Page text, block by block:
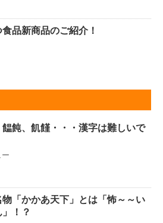
品新商品のご紹介！
饂飩、飢饉・・・漢字は難しいで
ー
物「かかあ天下」とは「怖～～い
！？